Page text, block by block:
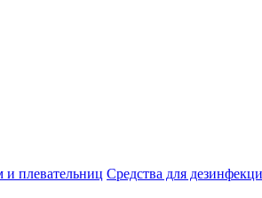
и плевательниц Средства для